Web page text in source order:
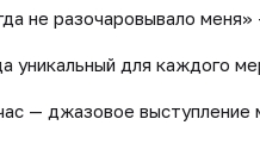
не разочаровывало
уникальный для каждого
— джазовое выступление